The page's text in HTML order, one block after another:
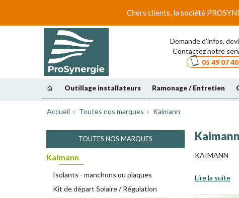
Chers clients, la société
Demande d'infos,
Contactez notre
05 49 07
Outillage installateurs Ramonage / Entretien
Accueil Toutes nos marques Kaimann
TOUTES NOS MARQUES
Kaimann
Isolants - manchons ou plaques
Kit de départ Solaire / Régulation
Kaimann
KAIMANN
Lire la suite